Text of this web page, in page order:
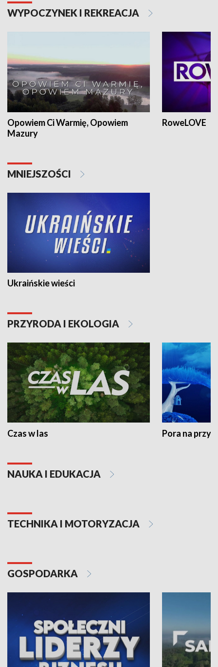
WYPOCZYNEK I REKREACJA
Opowiem Ci Warmię, Opowiem
Mazury
RoweLOVE
MNIEJSZOŚCI
Ukraińskie wieści
PRZYRODA I EKOLOGIA
Czas w las Pora na
NAUKA I EDUKACJA
TECHNIKA I MOTORYZACJA
GOSPODARKA